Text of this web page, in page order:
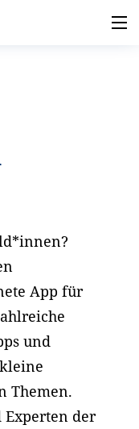
App für
und
Themen.
der